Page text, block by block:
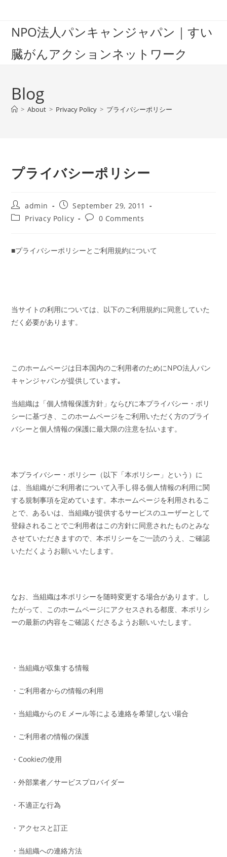
contentNPO法人パンキャンジャパン｜すい
臓がんアクションネットワーク
Blog
> About > Privacy Policy > プライバシーポリシー
プライバシーポリシー
Post
author:
admin
Post
published:
September 29, 2011
PostPrivacy Policy
Post0 Comments
■プライバシーポリシーとご利用規約について
当サイトの利用については、以下のご利用規約に同意していた
だく必要があります。
このホームページは日本国内のご利用者のためにNPO法人パン
キャンジャパンが提供しています｡
当組織は「個人情報保護方針」ならびに本プライバシー・ポリ
シーに基づき、このホームページをご利用いただく方のプライ
バシーと個人情報の保護に最大限の注意を払います。
本プライバシー・ポリシー（以下「本ポリシー」という）に
は、当組織がご利用者について入手し得る個人情報の利用に関
する規制事項を定めています。本ホームページを利用されるこ
とで、あるいは、当組織が提供するサービスのユーザーとして
登録されることでご利用者はこの方針に同意されたものとみな
させていただきますので、本ポリシーをご一読のうえ、ご確認
いただくようお願いいたします。
なお、当組織は本ポリシーを随時変更する場合があります。し
たがって、このホームページにアクセスされる都度、本ポリシ
ーの最新の内容をご確認くださるようお願いいたします。
・当組織が収集する情報
・ご利用者からの情報の利用
・当組織からのＥメール等による連絡を希望しない場合
・ご利用者の情報の保護
・Cookieの使用
・外部業者／サービスプロバイダー
・不適正な行為
・アクセスと訂正
・当組織への連絡方法